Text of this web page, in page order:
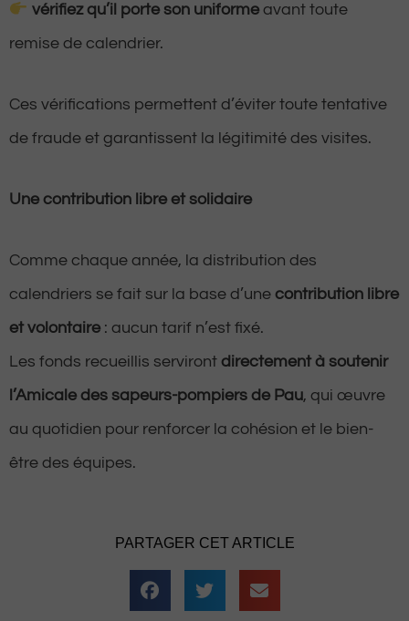
vérifiez qu’il porte son uniformeavant toute
remise de calendrier.
Ces vérifications permettent d’éviter toute tentative
de fraude et garantissent la légitimité des visites.
Une contribution libre et solidaire
Comme chaque année, la distribution des
calendriers se fait sur la base d’une contribution libre
et volontaire : aucun tarif n’est fixé.
Les fonds recueillis serviront directement à soutenir
l’Amicale des sapeurs-pompiers de Pau, qui œuvre
au quotidien pour renforcer la cohésion et le bien-
être des équipes.
PARTAGER CET ARTICLE